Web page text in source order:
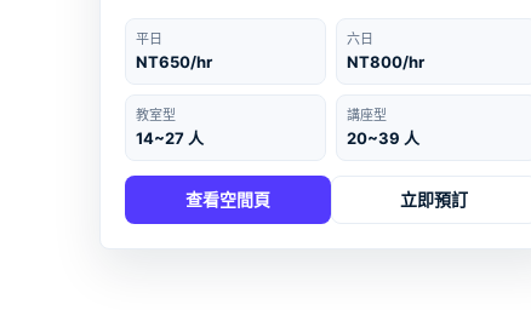
平日
NT650/hr
六日
NT800/hr
教室型
14~27 人
講座型
20~39 人
查看空間頁 立即預訂